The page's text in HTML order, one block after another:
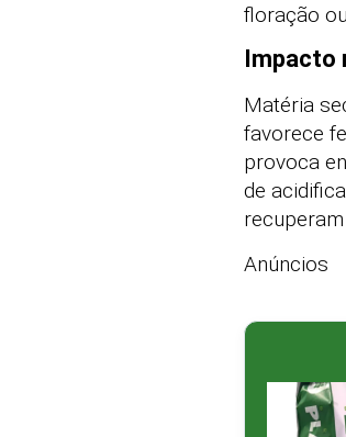
floração
Impacto
Matéria
favorece
provoca
de
Anúncios